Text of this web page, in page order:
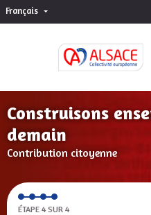
Français Choisir la langue
Construisons
demain
Contribution citoyenne
ÉTAPE 4 SUR 4